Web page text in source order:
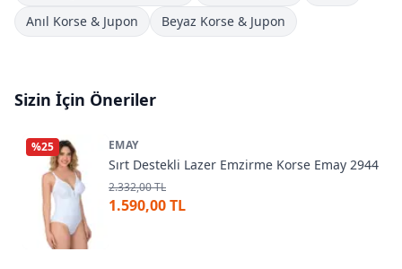
Anıl Korse & Jupon
Beyaz Korse & Jupon
Sizin İçin Öneriler
%25 EMAY
Sırt Destekli Lazer Emzirme Korse Emay 2944
2.332,00 TL
1.590,00 TL